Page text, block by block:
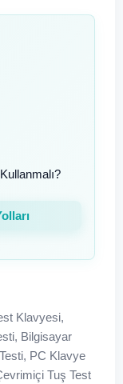
Klavyesi,
Bilgisayar
PC Klavye
Tuş Test